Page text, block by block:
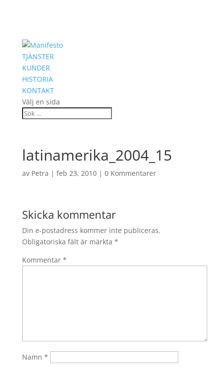
TJÄNSTER
KUNDER
HISTORIA
KONTAKT
Välj en sida
latinamerika_2004_15
av Petra | feb 23, 2010| 0 Kommentarer
Skicka kommentar
Din e-postadress kommer inte publiceras.
Obligatoriska fält är märkta *
Kommentar *
Namn *